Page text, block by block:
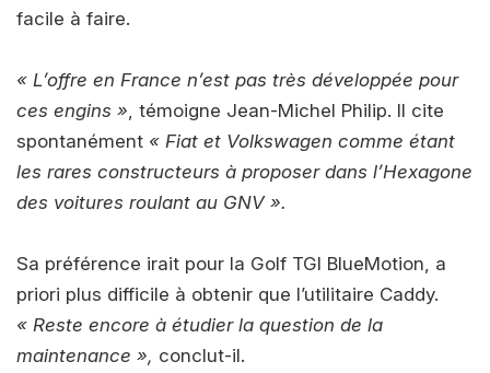
facile à faire.
« L’offre en France n’est pas très développée pour
ces engins » , témoigne Jean-Michel Philip. Il cite
spontanément « Fiat et Volkswagen comme étant
les rares constructeurs à proposer dans l’Hexagone
des voitures roulant au GNV ».
Sa préférence irait pour la Golf TGI BlueMotion, a
priori plus difficile à obtenir que l’utilitaire Caddy.
« Reste encore à étudier la question de la
maintenance », conclut-il.